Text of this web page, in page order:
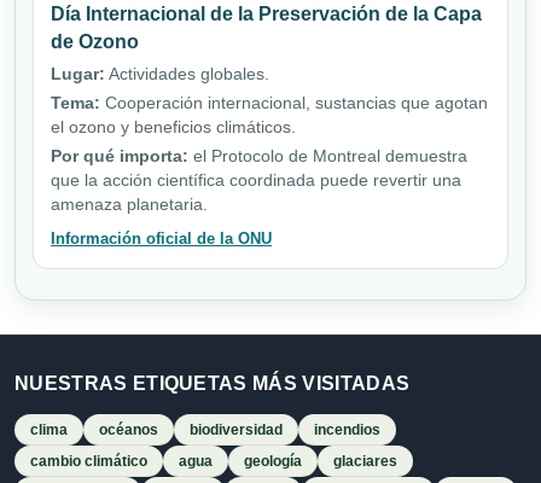
Día Internacional de la Preservación de la Capa
de Ozono
Lugar: Actividades globales.
Tema: Cooperación internacional, sustancias que agotan
el ozono y beneficios climáticos.
Por qué importa: el Protocolo de Montreal demuestra
que la acción científica coordinada puede revertir una
amenaza planetaria.
Información oficial de la ONU
NUESTRAS ETIQUETAS MÁS VISITADAS
clima océanos biodiversidad
incendios
cambio climático
agua geología
glaciares